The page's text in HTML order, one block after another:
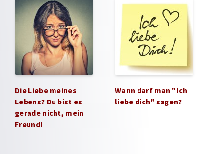
Die Liebe meines
Lebens? Du bist es
gerade nicht, mein
Freund!
Wann darf man "Ich
liebe dich" sagen?